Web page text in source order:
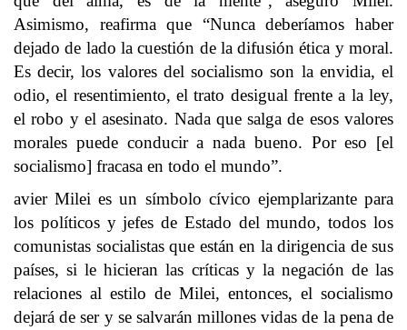
Asimismo, reafirma que “Nunca deberíamos haber
dejado de lado la cuestión de la difusión ética y moral.
Es decir, los valores del socialismo son la envidia, el
odio, el resentimiento, el trato desigual frente a la ley,
el robo y el asesinato. Nada que salga de esos valores
morales puede conducir a nada bueno. Por eso [el
socialismo] fracasa en todo el mundo”.
avier Milei es un símbolo cívico ejemplarizante para
los políticos y jefes de Estado del mundo, todos los
comunistas socialistas que están en la dirigencia de sus
países, si le hicieran las críticas y la negación de las
relaciones al estilo de Milei, entonces, el socialismo
dejará de ser y se salvarán millones vidas de la pena de